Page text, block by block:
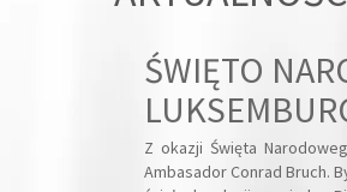
ŚWIĘTO
Z okazji Święta
Ambasador Conrad Bruch.